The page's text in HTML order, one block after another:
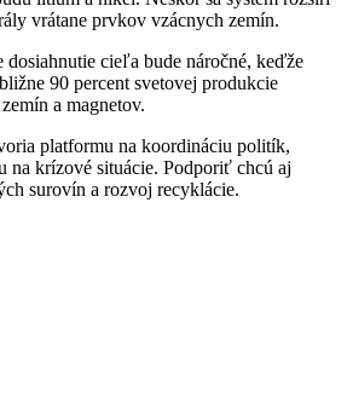
vrátane prvkov vzácnych zemín.
cieľa bude náročné, keďže
90 percent svetovej produkcie
a magnetov.
platformu na koordináciu politík,
na krízové situácie. Podporiť chcú aj
surovín a rozvoj recyklácie.